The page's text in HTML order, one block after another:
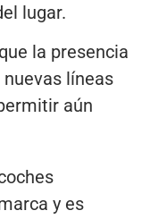
lugar.
la presencia
líneas
aún
y es